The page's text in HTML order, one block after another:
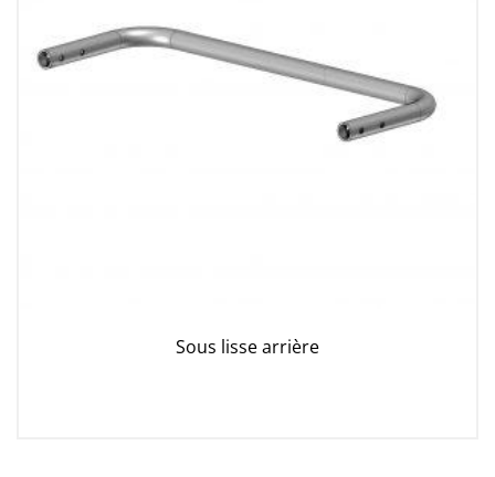
Sous lisse arrière